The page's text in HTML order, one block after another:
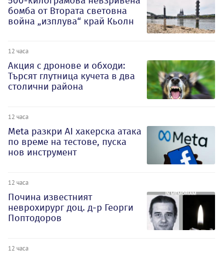
бомба от Втората световна
война „изплува“ край Кьолн
12 часа
Акция с дронове и обходи:
Търсят глутница кучета в два
столични района
12 часа
Meta разкри AI хакерска атака
по време на тестове, пуска
нов инструмент
12 часа
Почина известният
неврохирург доц. д-р Георги
Поптодоров
12 часа